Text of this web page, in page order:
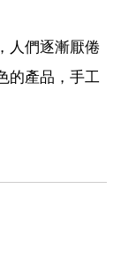
人們逐漸厭倦
的產品，手工